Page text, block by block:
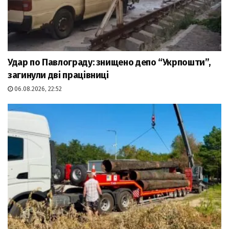
Удар по Павлограду: знищено депо “Укрпошти”,
загинули дві працівниці
06.08.2026, 22:52